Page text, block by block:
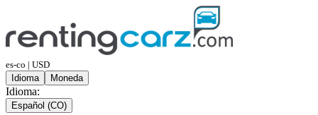
es-co | USD
Idioma
Moneda
Idioma:
Español (CO)